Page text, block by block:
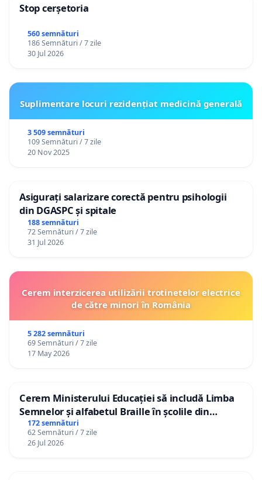
Stop cerșetoria
560 semnături
186 Semnături / 7 zile
30 Jul 2026
Suplimentare locuri rezidențiat medicină generală
3 509 semnături
109 Semnături / 7 zile
20 Nov 2025
Asigurați salarizare corectă pentru psihologii
din DGASPC și spitale
188 semnături
72 Semnături / 7 zile
31 Jul 2026
Cerem interzicerea utilizării trotinetelor electrice
de către minori în România
5 282 semnături
69 Semnături / 7 zile
17 May 2026
Cerem Ministerului Educației să includă Limba
Semnelor și alfabetul Braille în școlile din
Republica Moldova!
172 semnături
62 Semnături / 7 zile
26 Jul 2026